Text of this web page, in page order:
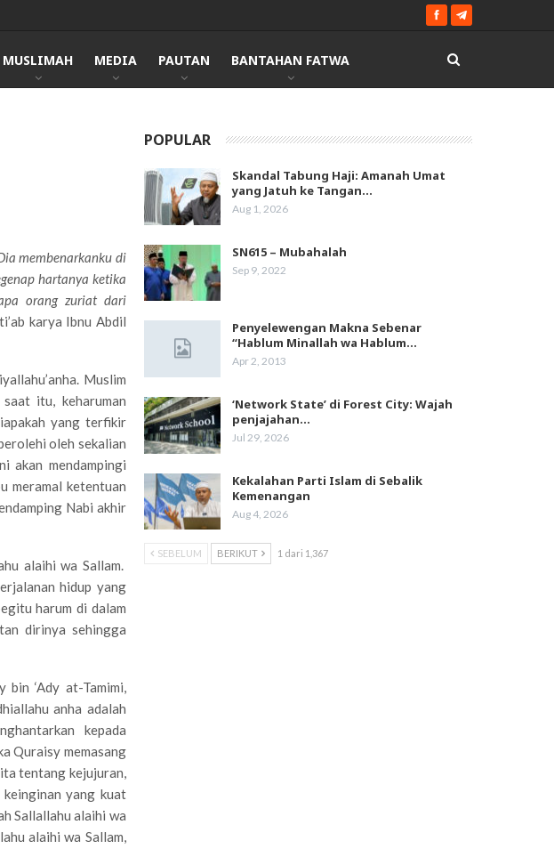
MUSLIMAH MEDIA PAUTAN BANTAHAN FATWA
membenarkanku di
hartanya ketika
orang zuriat dari
karya Ibnu Abdil
Muslim
itu, keharuman
yang terfikir
oleh sekalian
akan mendampingi
meramal ketentuan
Nabi akhir
alaihi wa Sallam.
hidup yang
harum di dalam
dirinya sehingga
‘Ady at-Tamimi,
anha adalah
kepada
Quraisy memasang
tentang kejujuran,
keinginan yang kuat
Sallallahu alaihi wa
alaihi wa Sallam,
POPULAR
Skandal Tabung Haji: Amanah Umat
yang Jatuh ke Tangan…
Aug 1, 2026
SN615 – Mubahalah
Sep 9, 2022
Penyelewengan Makna Sebenar
“Hablum Minallah wa Hablum…
Apr 2, 2013
‘Network State’ di Forest City: Wajah
penjajahan…
Jul 29, 2026
Kekalahan Parti Islam di Sebalik
Kemenangan
Aug 4, 2026
SEBELUM BERIKUT 1 dari 1,367